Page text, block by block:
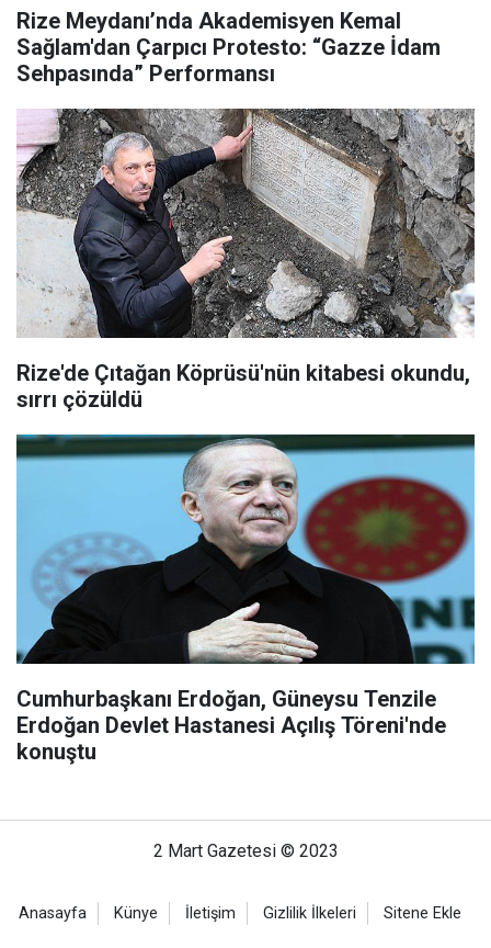
Rize Meydanı’nda Akademisyen Kemal
Sağlam'dan Çarpıcı Protesto: “Gazze İdam
Sehpasında” Performansı
Rize'de Çıtağan Köprüsü'nün kitabesi okundu,
sırrı çözüldü
Cumhurbaşkanı Erdoğan, Güneysu Tenzile
Erdoğan Devlet Hastanesi Açılış Töreni'nde
konuştu
2 Mart Gazetesi © 2023
Anasayfa Künye İletişim Gizlilik İlkeleri Sitene Ekle